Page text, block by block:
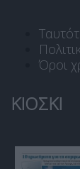
Όροι
ΚΙΟΣΚΙ